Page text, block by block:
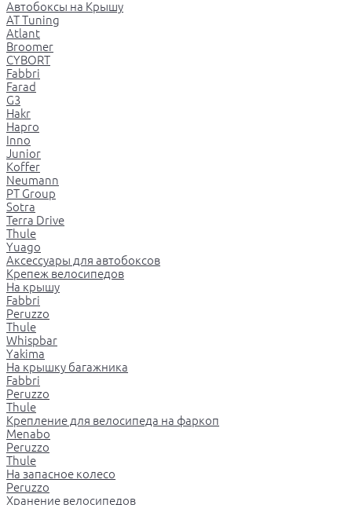
Автобоксы на Крышу
AT Tuning
Atlant
Broomer
CYBORT
Fabbri
Farad
G3
Hakr
Hapro
Inno
Junior
Koffer
Neumann
PT Group
Sotra
Terra Drive
Thule
Yuago
Аксессуары для автобоксов
Крепеж велосипедов
На крышу
Fabbri
Peruzzo
Thule
Whispbar
Yakima
На крышку багажника
Fabbri
Peruzzo
Thule
Крепление для велосипеда на фаркоп
Menabo
Peruzzo
Thule
На запасное колесо
Peruzzo
Хранение велосипедов